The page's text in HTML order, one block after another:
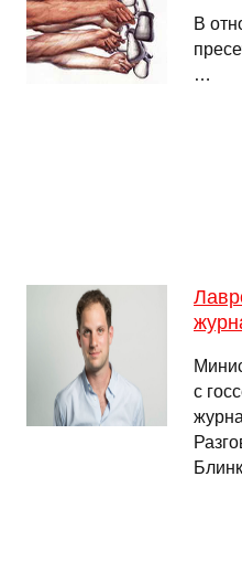
В
…
с